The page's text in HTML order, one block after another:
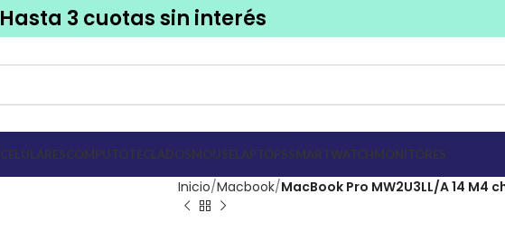
Hasta 3 cuotas sin interés
CELULARESCOMPUTOTECLADOSMOUSELAPTOPSSMARTWATCHMONITORES
Inicio Macbook MacBook Pro MW2U3LL/A 14 M4